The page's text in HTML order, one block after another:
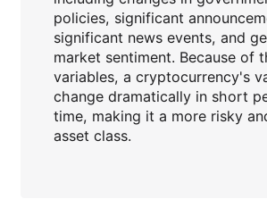
policies, significant
significant news events, and
market sentiment. Because of
variables, a cryptocurrency's
change dramatically in short
time, making it a more risky
asset class.